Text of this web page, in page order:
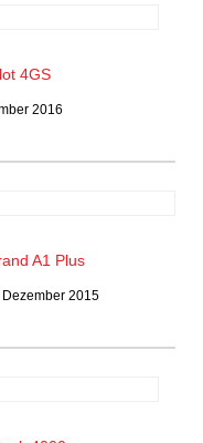
4GS
2016
A1 Plus
Dezember 2015